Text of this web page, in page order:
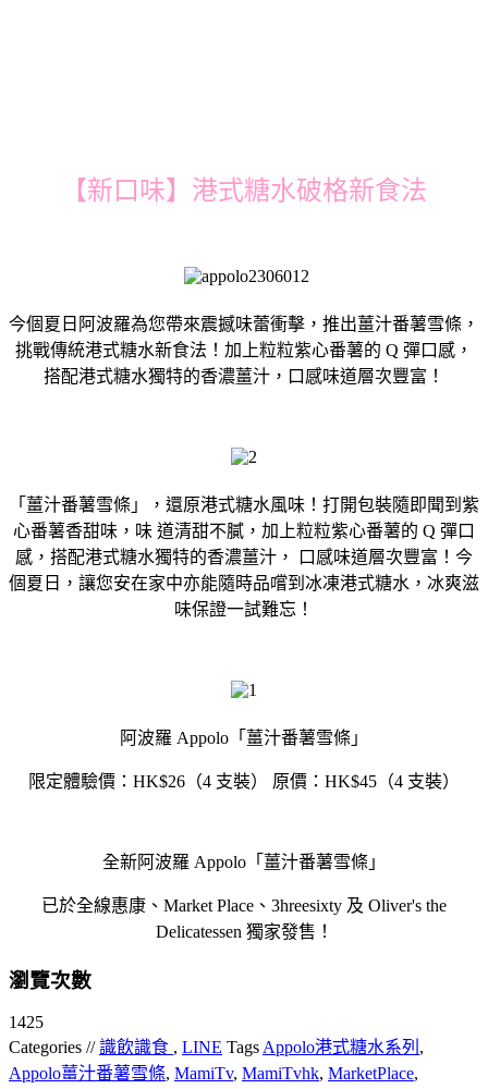
【新口味】港式糖水破格新食法
今個夏日阿波羅為您帶來震撼味蕾衝擊，推出薑汁番薯雪條，
挑戰傳統港式糖水新食法！加上粒粒紫心番薯的 Q 彈口感，
搭配港式糖水獨特的香濃薑汁，口感味道層次豐富！
「薑汁番薯雪條」，還原港式糖水風味！打開包裝隨即聞到紫
心番薯香甜味，味 道清甜不膩，加上粒粒紫心番薯的 Q 彈口
感，搭配港式糖水獨特的香濃薑汁， 口感味道層次豐富！今
個夏日，讓您安在家中亦能隨時品嚐到冰凍港式糖水，冰爽滋
味保證一試難忘！
阿波羅 Appolo「薑汁番薯雪條」
限定體驗價：HK$26（4 支裝） 原價：HK$45（4 支裝）
全新阿波羅 Appolo「薑汁番薯雪條」
已於全線惠康、Market Place、3hreesixty 及 Oliver's the
Delicatessen 獨家發售！
瀏覽次數
1425
Categories //識飲識食 , LINE Tags Appolo港式糖水系列 ,
Appolo薑汁番薯雪條, MamiTv, MamiTvhk, MarketPlace,